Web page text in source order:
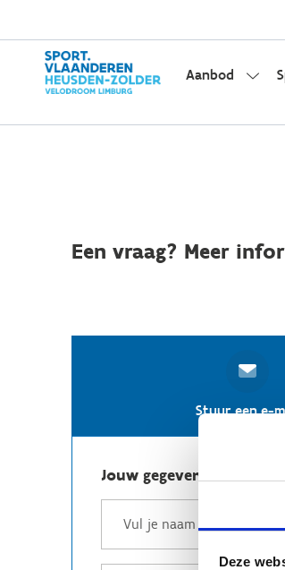
Deze
Aanbod
Een vraag? Meer
Stuur een e-
Jouw gegevens